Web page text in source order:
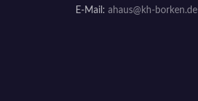
E-Mail: ahaus@kh-borken.de